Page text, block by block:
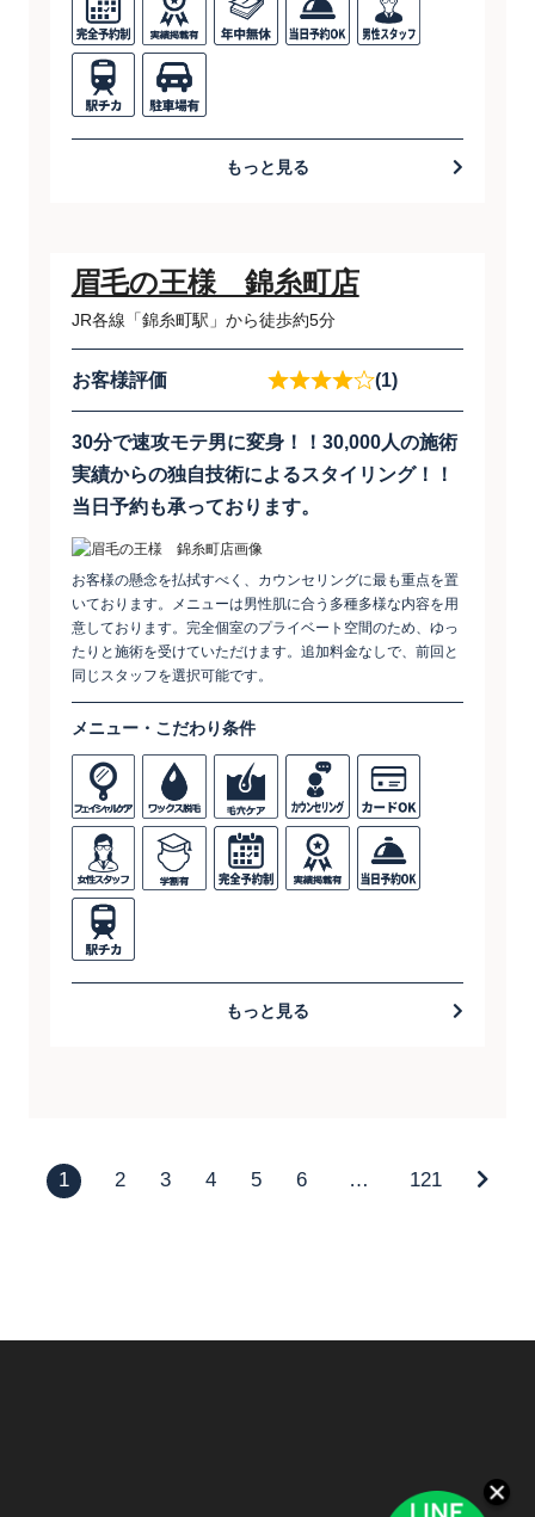
もっと見る
眉毛の王様 錦糸町店
JR各線「錦糸町駅」から徒歩約5分
お客様評価 (1)
30分で速攻モテ男に変身！！30,000人の施術
実績からの独自技術によるスタイリング！！
当日予約も承っております。
お客様の懸念を払拭すべく、カウンセリングに最も重点を置
いております。メニューは男性肌に合う多種多様な内容を用
意しております。完全個室のプライベート空間のため、ゆっ
たりと施術を受けていただけます。追加料金なしで、前回と
同じスタッフを選択可能です。
メニュー・こだわり条件
もっと見る
1 2 3 4 5 6 … 121